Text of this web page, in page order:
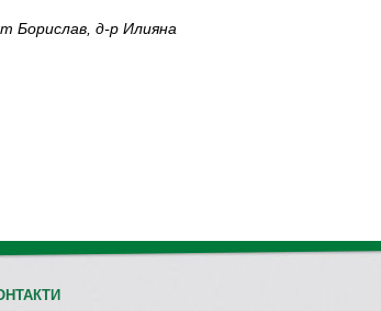
Борислав, д-р Илияна